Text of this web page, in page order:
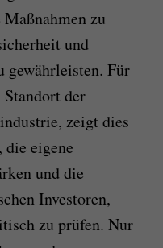
zu
und
Für
der
zeigt dies
eigene
und die
Investoren,
zu prüfen. Nur